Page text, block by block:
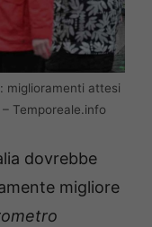
miglioramenti attesi
Temporeale.info
dovrebbe
migliore